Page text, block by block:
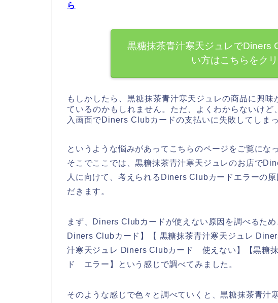
ら
黒糖抹茶青汁寒天ジュレでDiners
い方はこちらをク
もしかしたら、黒糖抹茶青汁寒天ジュレの商品に興
ているのかもしれません。ただ、よくわからないけ
入画面でDiners Clubカードの支払いに失敗してしまっ
というような悩みがあってこちらのページをご覧にな
そこでここでは、黒糖抹茶青汁寒天ジュレのお店で
人に向けて、考えられるDiners Clubカードエラーの
だきます。
まず、Diners Clubカードが使えない原因を調べるた
Diners Clubカード】【 黒糖抹茶青汁寒天ジュレ
汁寒天ジュレ Diners Clubカード 使えない】【黒糖
ド エラー】という感じで調べてみました。
そのような感じで色々と調べていくと、黒糖抹茶青汁